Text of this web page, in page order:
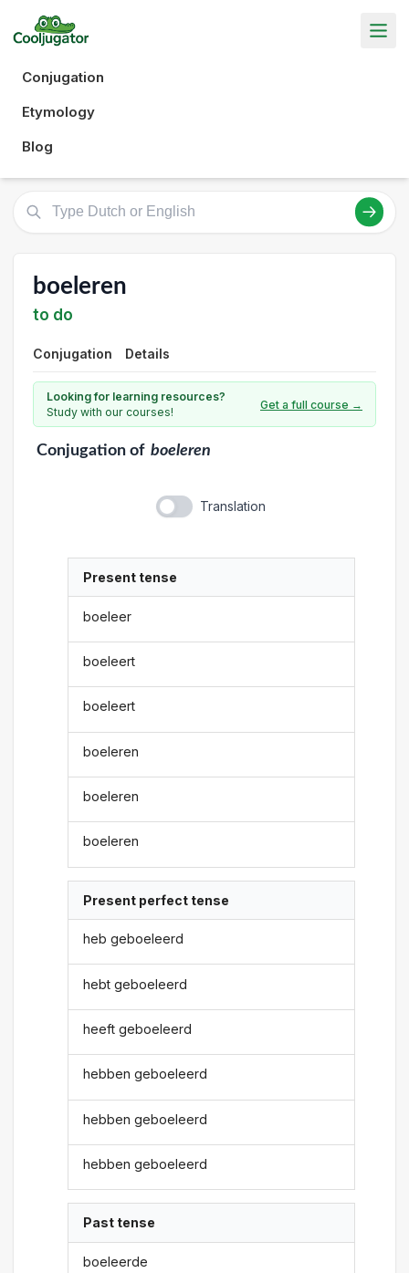
Conjugation
Etymology
Blog
boeleren
to do
Conjugation Details
Looking for learning resources?
Study with our courses!
Get a full course →
Conjugationof boeleren
Translation
Present tense
boeleer
boeleert
boeleert
boeleren
boeleren
boeleren
Present perfect tense
heb geboeleerd
hebt geboeleerd
heeft geboeleerd
hebben geboeleerd
hebben geboeleerd
hebben geboeleerd
Past tense
boeleerde